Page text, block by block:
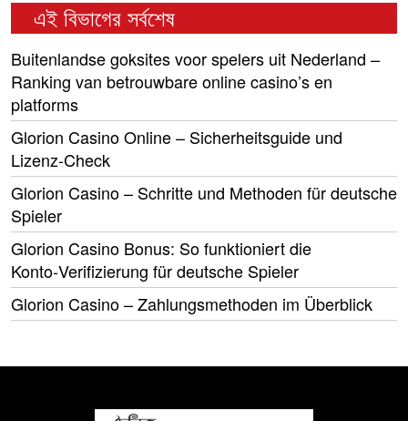
এই বিভাগের সর্বশেষ
Buitenlandse goksites voor spelers uit Nederland –
Ranking van betrouwbare online casino’s en
platforms
Glorion Casino Online – Sicherheitsguide und
Lizenz‑Check
Glorion Casino – Schritte und Methoden für deutsche
Spieler
Glorion Casino Bonus: So funktioniert die
Konto‑Verifizierung für deutsche Spieler
Glorion Casino – Zahlungsmethoden im Überblick